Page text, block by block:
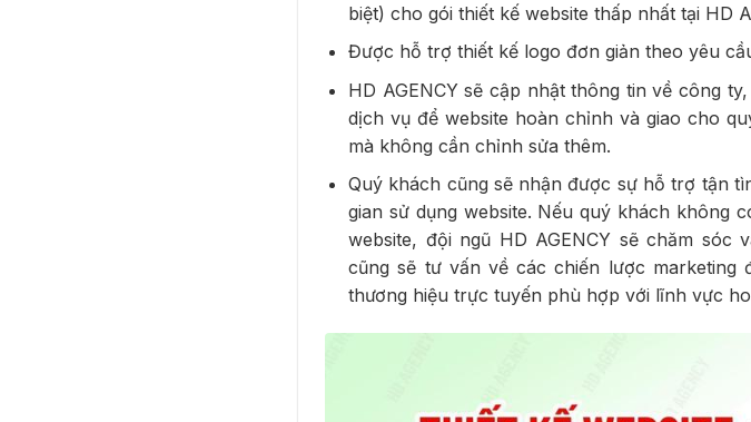
biệt) cho gói thiết kế website thấp nhất tại HD
Được hỗ trợ thiết kế logo đơn giản theo yêu
HD AGENCY sẽ cập nhật thông tin về công
dịch vụ để website hoàn chỉnh và giao cho
mà không cần chỉnh sửa thêm.
Quý khách cũng sẽ nhận được sự hỗ trợ tận
gian sử dụng website. Nếu quý khách không
website, đội ngũ HD AGENCY sẽ chăm
cũng sẽ tư vấn về các chiến lược marketing
thương hiệu trực tuyến phù hợp với lĩnh vực